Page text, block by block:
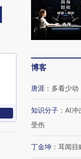
博客
唐涯 ： 多看少动
知识分子 ： AI冲
受伤
丁金坤 ： 耳闻目